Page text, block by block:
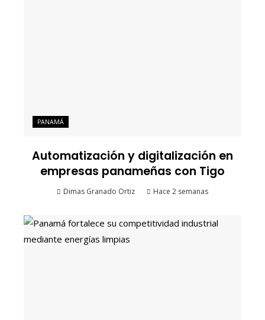
PANAMÁ
Automatización y digitalización en
empresas panameñas con Tigo
Dimas Granado Ortiz Hace 2 semanas